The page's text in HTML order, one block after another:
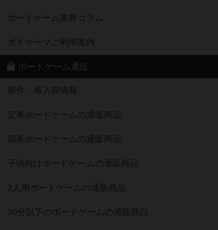
ボードゲーム業界コラム
ボドゲーマご利用案内
ボードゲーム通販
新作・再入荷情報
定番ボードゲームの通販商品
国産ボードゲームの通販商品
子供向けボードゲームの通販商品
2人用ボードゲームの通販商品
20分以下のボードゲームの通販商品